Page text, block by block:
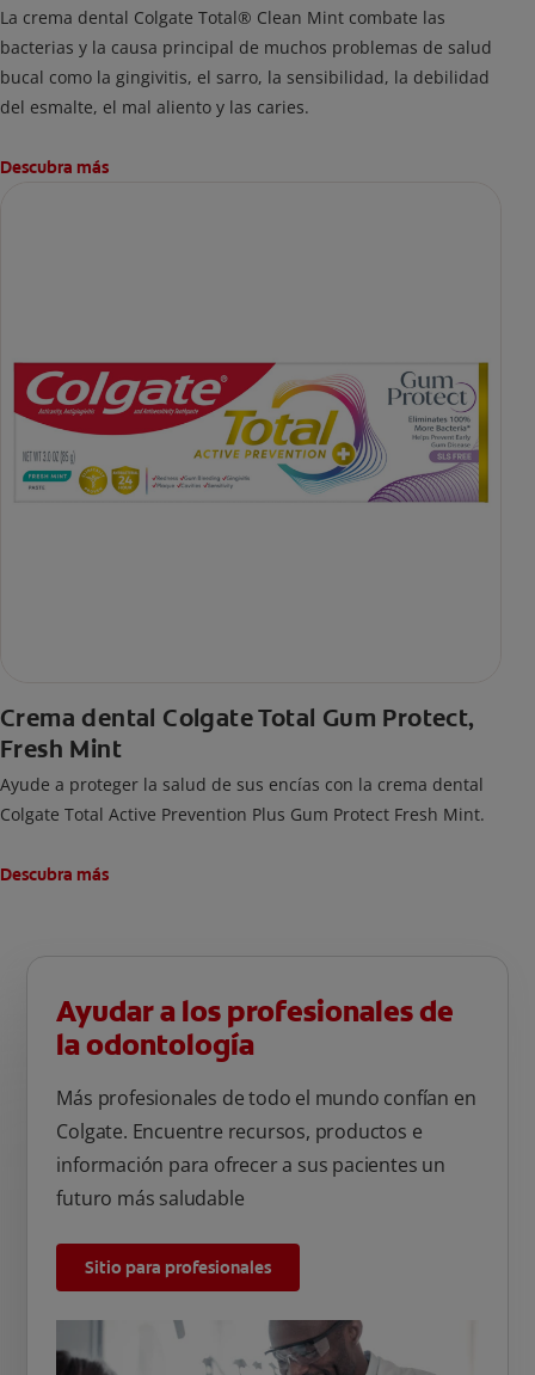
La crema dental Colgate Total® Clean Mint combate las
bacterias y la causa principal de muchos problemas de salud
bucal como la gingivitis, el sarro, la sensibilidad, la debilidad
del esmalte, el mal aliento y las caries.
Descubra más
Crema dental Colgate Total Gum Protect,
Fresh Mint
Ayude a proteger la salud de sus encías con la crema dental
Colgate Total Active Prevention Plus Gum Protect Fresh Mint.
Descubra más
Ayudar a los profesionales de
la odontología
Más profesionales de todo el mundo confían en
Colgate. Encuentre recursos, productos e
información para ofrecer a sus pacientes un
futuro más saludable
Sitio para profesionales